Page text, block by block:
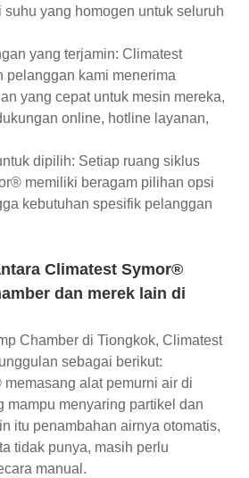
yang homogen untuk seluruh
yang terjamin: Climatest
pelanggan kami menerima
yang cepat untuk mesin mereka,
online, hotline layanan,
dipilih: Setiap ruang siklus
memiliki beragam pilihan opsi
kebutuhan spesifik pelanggan
Climatest Symor®
dan merek lain di
Chamber di Tiongkok, Climatest
sebagai berikut:
alat pemurni air di
mampu menyaring partikel dan
itu penambahan airnya otomatis,
tidak punya, masih perlu
manual.